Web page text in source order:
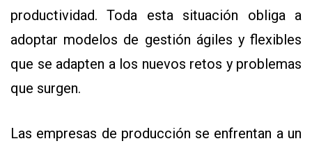
productividad. Toda esta situación obliga a
adoptar modelos de gestión ágiles y flexibles
que se adapten a los nuevos retos y problemas
que surgen.
Las empresas de producción se enfrentan a un